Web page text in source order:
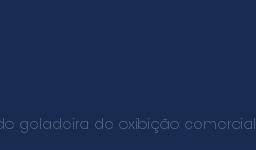
geladeira de exibição comercial